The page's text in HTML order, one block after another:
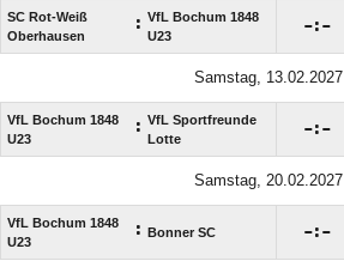
SC Rot-Weiß
Oberhausen
: VfL Bochum 1848
U23
:
Samstag, 13.02.2027
VfL Bochum 1848
U23
: VfL Sportfreunde
Lotte
:
Samstag, 20.02.2027
VfL Bochum 1848
U23
: Bonner SC :